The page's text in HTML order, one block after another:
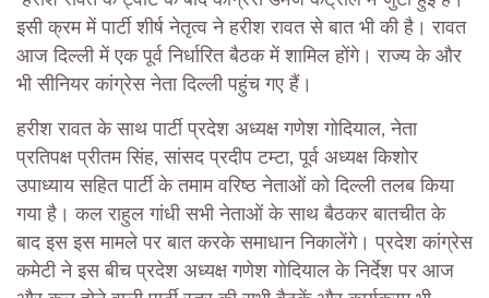
इसी क्रम में पार्टी शीर्ष नेतृत्व ने हरीश रावत से बात भी की है। रावत
आज दिल्ली में एक पूर्व निर्धारित बैठक में शामिल होंगे। राज्य के और
भी सीनियर कांग्रेस नेता दिल्ली पहुंच गए हैं।
हरीश रावत के साथ पार्टी प्रदेश अध्यक्ष गणेश गोदियाल, नेता
प्रतिपक्ष प्रीतम सिंह, सांसद प्रदीप टम्टा, पूर्व अध्यक्ष किशोर
उपाध्याय सहित पार्टी के तमाम वरिष्ठ नेताओं को दिल्ली तलब किया
गया है। कल राहुल गांधी सभी नेताओं के साथ बैठकर बातचीत के
बाद इस इस मामले पर बात करके समाधान निकालेंगे। प्रदेश कांग्रेस
कमेटी ने इस बीच प्रदेश अध्यक्ष गणेश गोदियाल के निर्देश पर आज